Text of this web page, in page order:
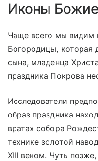
Иконы
Чаще всего мы видим
Богородицы, которая
сына, младенца
праздника Покрова
Исследователи
образ праздника
вратах собора
технике золотой
XIII веком. Чуть позже,